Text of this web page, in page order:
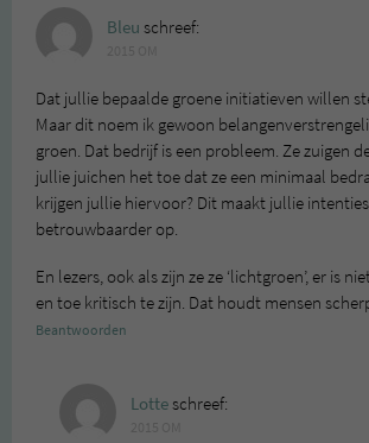
Bleu schreef:
Dat jullie bepaalde groene initiatieven willen
Maar dit noem ik gewoon
groen. Dat bedrijf is een probleem. Ze zuigen
jullie juichen het toe dat ze een minimaal
krijgen jullie hiervoor? Dit maakt jullie
betrouwbaarder op.
En lezers, ook als zijn ze ze ‘lichtgroen’, er is
en toe kritisch te zijn. Dat houdt mensen
Beantwoorden
Lotteschreef: